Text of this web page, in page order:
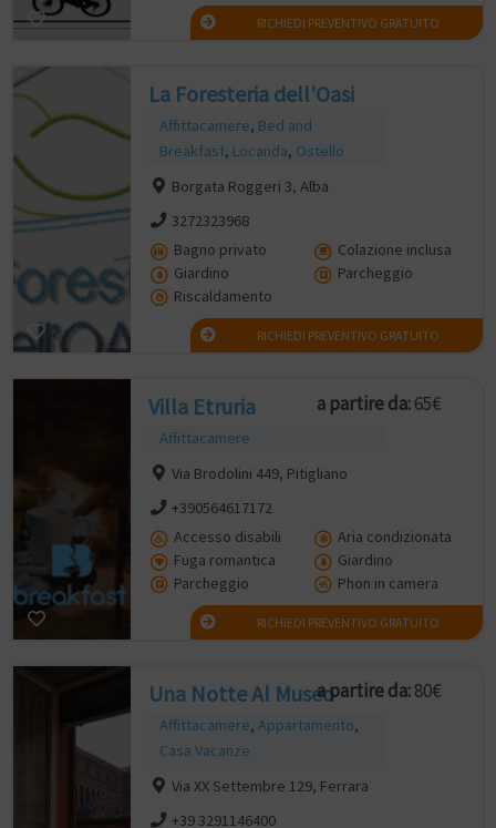
RICHIEDI PREVENTIVO GRATUITO
La Foresteria dell'Oasi
Affittacamere, Bed and
Breakfast, Locanda, Ostello
Borgata Roggeri 3, Alba
3272323968
Bagno privato
Colazione inclusa
Giardino
Parcheggio
Riscaldamento
RICHIEDI PREVENTIVO GRATUITO
Villa Etruria
Affittacamere
a partire da:65€
Via Brodolini 449, Pitigliano
+390564617172
Accesso disabili
Aria condizionata
Fuga romantica
Giardino
Parcheggio
Phon in camera
RICHIEDI PREVENTIVO GRATUITO
Una Notte Al Museo
Affittacamere, Appartamento,
Casa Vacanze
a partire da:80€
Via XX Settembre 129, Ferrara
+39 3291146400